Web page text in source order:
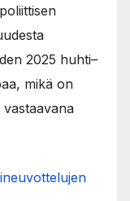
2025 huhti–
mikä on